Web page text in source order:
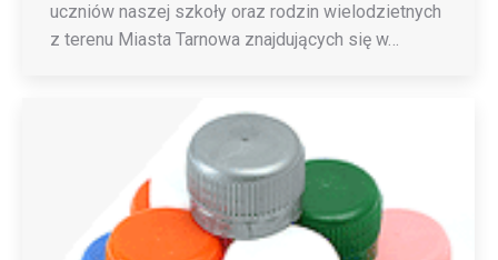
uczniów naszej szkoły oraz rodzin wielodzietnych
z terenu Miasta Tarnowa znajdujących się w…